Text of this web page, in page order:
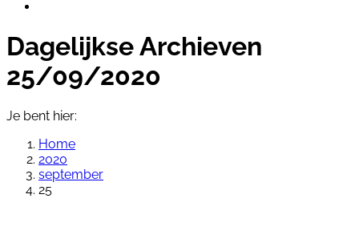
Dagelijkse Archieven
25/09/2020
Je bent hier:
Home
2020
september
25